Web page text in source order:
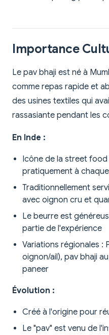
Importance
Le pav bhaji est né à
comme repas rapide et
des usines textiles qui
rassasiante pendant les
En Inde :
Icône de la street
pratiquement à
Traditionnellement
avec oignon cru et
Le beurre est
partie de l'expérience
Variations régionales :
oignon/ail), pav bhaji
paneer
Évolution :
Créé à l'origine pour
Le "pav" est venu de